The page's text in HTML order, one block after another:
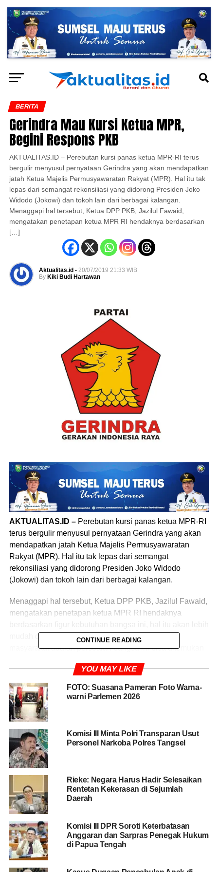
BERITA
Gerindra Mau Kursi Ketua MPR,
Begini Respons PKB
AKTUALITAS.ID – Perebutan kursi panas ketua MPR-RI terus
bergulir menyusul pernyataan Gerindra yang akan mendapatkan
jatah Ketua Majelis Permusyawaratan Rakyat (MPR). Hal itu tak
lepas dari semangat rekonsiliasi yang didorong Presiden Joko
Widodo (Jokowi) dan tokoh lain dari berbagai kalangan.
Menaggapi hal tersebut, Ketua DPP PKB, Jazilul Fawaid,
mengatakan penetapan ketua MPR RI hendaknya berdasarkan
[…]
Aktualitas.id - 20/07/2019 21:33 WIB
By Kiki Budi Hartawan
AKTUALITAS.ID –Perebutan kursi panas ketua MPR-RI
terus bergulir menyusul pernyataan Gerindra yang akan
mendapatkan jatah Ketua Majelis Permusyawaratan
Rakyat (MPR). Hal itu tak lepas dari semangat
rekonsiliasi yang didorong Presiden Joko Widodo
(Jokowi) dan tokoh lain dari berbagai kalangan.
Menaggapi hal tersebut, Ketua DPP PKB, Jazilul Fawaid,
mengatakan penetapan ketua MPR RI hendaknya
mudah diterima masyarakat, karena kebutuhan
masyarakat adalah persoalan bangsa ini bisa ditemukan
“Dan yang paling terpenting adalah pengalaman. Bangsa
ini adalah bangsa besar, membutuhkan figur yang sudah
jelas track recordnya dan berpengalaman. Oleh sebab itu,
Cak Imin sangat ideal menjadi ketua MPR RI,” kata dia
kepada wartawan di Jakarta, Sabtu (20/7/2019).
BACA JUGA
Harus Tetap di Bawah Presiden
Dihubungi secara terpisah, menurut peneliti Lembaga
Ilmu Pengetahuan Indonesia (LIPI), Prof Lili Romli, saat
menguatnya radikalisasi agama dan deideologisasi
Pancasila. “Persoalan kita itu ya radikalisasi agama dan
deideologisasi Pancasila,” kata Lili.
CONTINUE READING
YOU MAY LIKE
FOTO: Suasana Pameran Foto Warna-
warni Parlemen 2026
Komisi III Minta Polri Transparan Usut
Personel Narkoba Polres Tangsel
Rieke: Negara Harus Hadir Selesaikan
Rentetan Kekerasan di Sejumlah
Daerah
Komisi III DPR Soroti Keterbatasan
Anggaran dan Sarpras Penegak Hukum
di Papua Tengah